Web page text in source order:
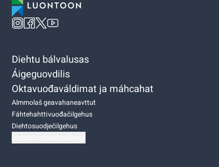
Diehtu bálvalusas
Áigeguovdilis
Oktavuođaváldimat ja máhcahat
Almmolaš geavahaneavttut
Fáhtehahttivuođačilgehus
Diehtosuodječilgehus